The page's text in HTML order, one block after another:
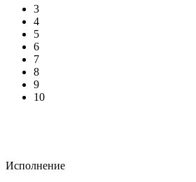
3
4
5
6
7
8
9
10
Исполнение